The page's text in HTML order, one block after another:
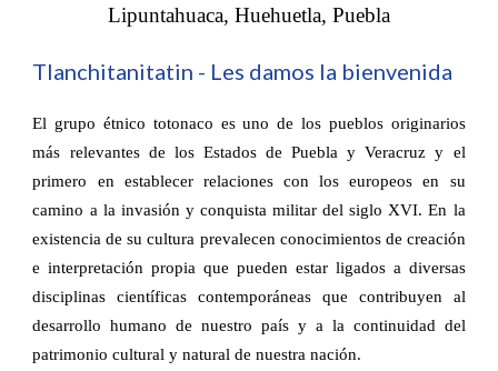
Lipuntahuaca, Huehuetla, Puebla
Tlanchitanitatin - Les damos la bienvenida
El grupo étnico totonaco es uno de los pueblos originarios
más relevantes de los Estados de Puebla y Veracruz y el
primero en establecer relaciones con los europeos en su
camino a la invasión y conquista militar del siglo XVI. En la
existencia de su cultura prevalecen conocimientos de creación
e interpretación propia que pueden estar ligados a diversas
disciplinas científicas contemporáneas que contribuyen al
desarrollo humano de nuestro país y a la continuidad del
patrimonio cultural y natural de nuestra nación.